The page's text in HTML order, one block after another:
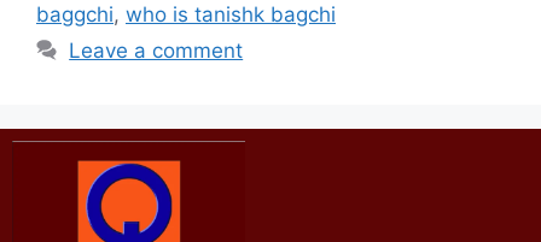
baggchi, who is tanishk bagchi
Leave a comment